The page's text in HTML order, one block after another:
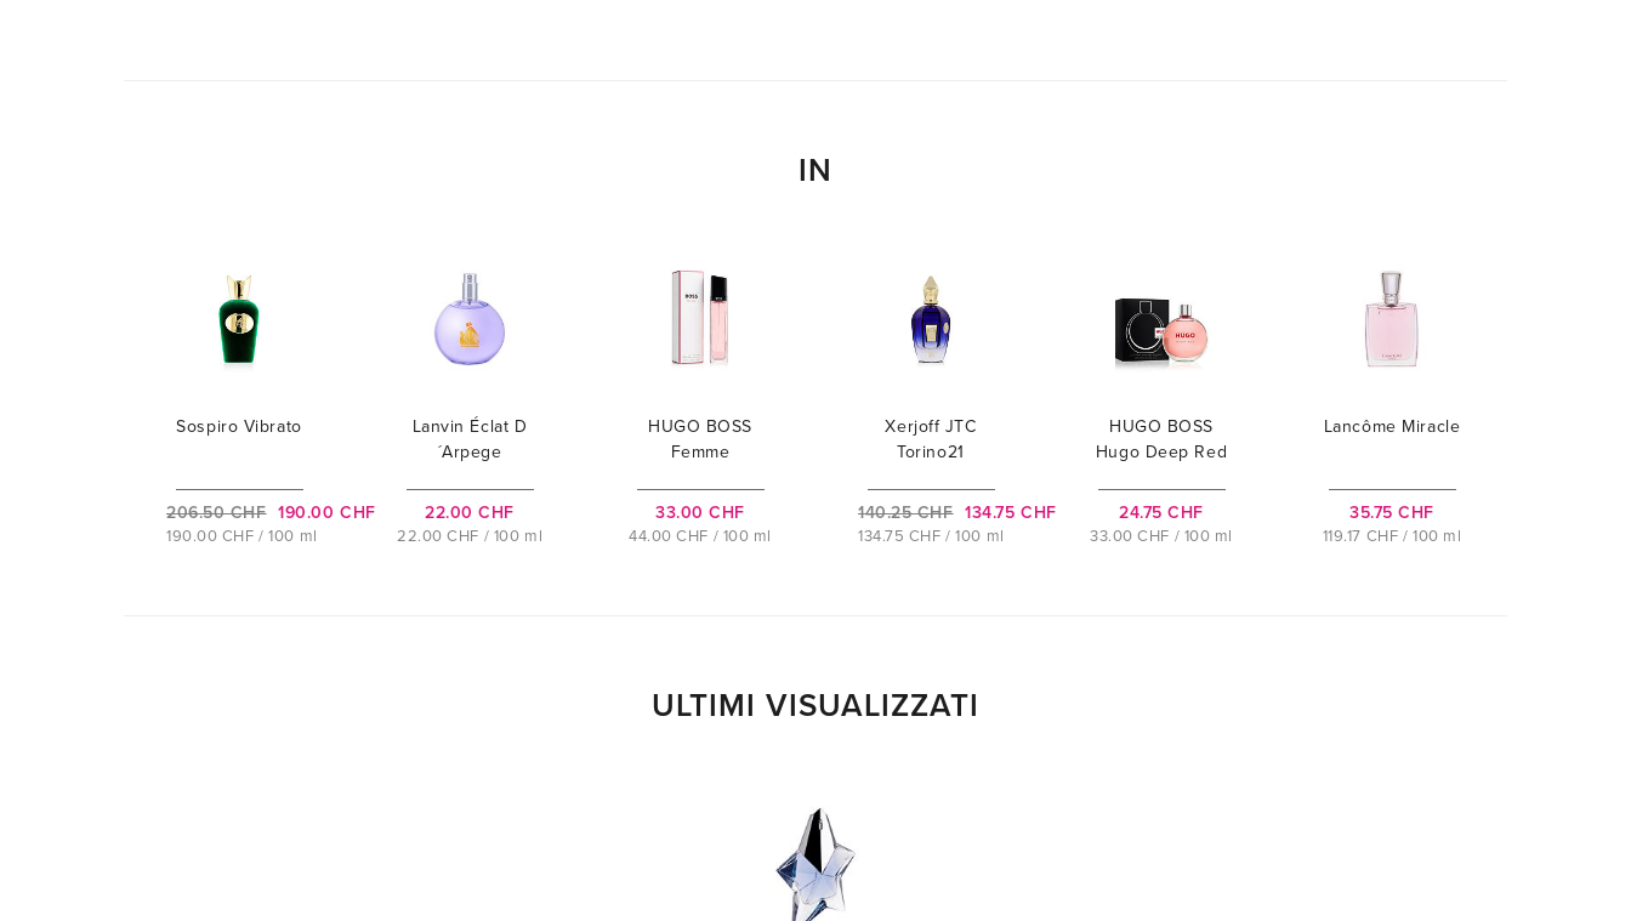
IN
Sospiro Vibrato
206.50 CHF 190.00 CHF
190.00 CHF / 100 ml
Lanvin Éclat D
´Arpege
22.00 CHF
22.00 CHF / 100 ml
HUGO BOSS
Femme
33.00 CHF
44.00 CHF / 100 ml
Xerjoff JTC
Torino21
140.25 CHF 134.75 CHF
134.75 CHF / 100 ml
HUGO BOSS
Hugo Deep Red
24.75 CHF
33.00 CHF / 100 ml
Lancôme Miracle
35.75 CHF
119.17 CHF / 100 ml
ULTIMI VISUALIZZATI